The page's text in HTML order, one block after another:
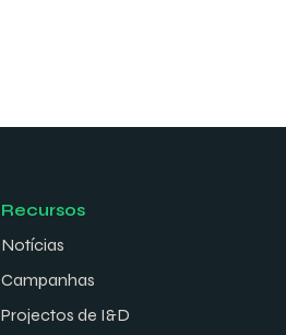
Recursos
Notícias
Campanhas
Projectos de I&D